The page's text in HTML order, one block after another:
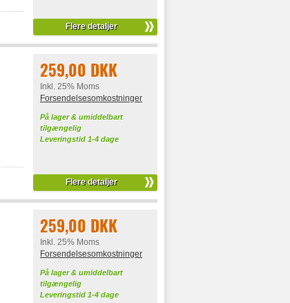
Flere detaljer
259,00 DKK
Inkl. 25% Moms
Forsendelsesomkostninger
På lager & umiddelbart
tilgængelig
Leveringstid 1-4 dage
Flere detaljer
259,00 DKK
Inkl. 25% Moms
Forsendelsesomkostninger
På lager & umiddelbart
tilgængelig
Leveringstid 1-4 dage